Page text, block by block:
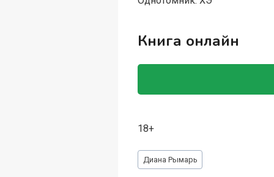
Книга онлайн
18+
Метки
записи:
Диана Рымарь